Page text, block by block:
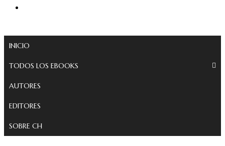
INICIO
TODOS LOS EBOOKS
AUTORES
EDITORES
SOBRE CH